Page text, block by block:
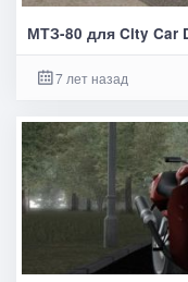
МТЗ-80 для City Car
7 лет назад